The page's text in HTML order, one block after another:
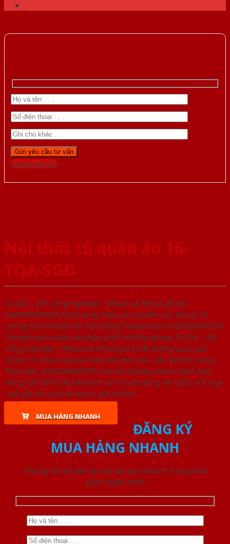
Gọi 0939.645.663
Nội thất tủ quần áo 16-
TQA-SGD
Tủ Gỗ – Gỗ công nghiêp – Nhựa và Nhựa gỗ tại
SAIGONDOOR là thương hiệu sản phẩm các dòng Tủ
trong một chuỗi các hệ thống Showroom SAIGONDOOR.
Chuyên sản xuất và phân phối những dòng Tủ Gỗ – Gỗ
công nghiêp – Nhựa và Nhựa gỗ chất lượng cao, giá
thành rẻ nhất và phù hợp với mọi nhu cầu khách hàng.
Trên hết, SAIGONDOOR còn có những chính sách bán
hàng ƯU ĐÃI CAO đi kèm với sự đa dạng về mẫu mã, loại
cửa gỗ và cả phân khúc giá thành.
MUA HÀNG NHANH
ĐĂNG KÝ
MUA HÀNG NHANH
Chúng tôi sẽ liên lạc lại với quý khách trong thời
gian ngắn nhất